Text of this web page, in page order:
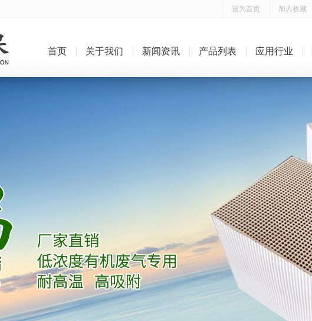
设为首页 加入收藏
首页 关于我们 新闻资讯 产品列表 应用行业